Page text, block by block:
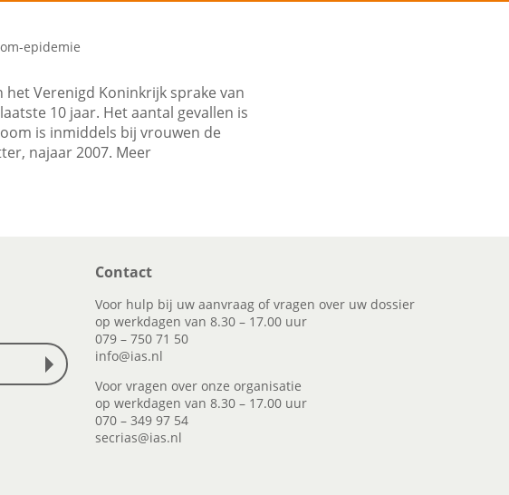
epidemie
het Verenigd Koninkrijk sprake van
10 jaar. Het aantal gevallen is
is inmiddels bij vrouwen de
najaar 2007. Meer
Contact
Voor hulp bij uw aanvraag of vragen over uw dossier
op werkdagen van 8.30 – 17.00 uur
079 – 750 71 50
info@ias.nl
Voor vragen over onze organisatie
op werkdagen van 8.30 – 17.00 uur
070 – 349 97 54
secrias@ias.nl